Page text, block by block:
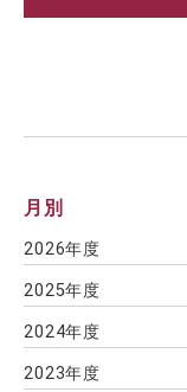
月別
2026年度
2025年度
2024年度
2023年度